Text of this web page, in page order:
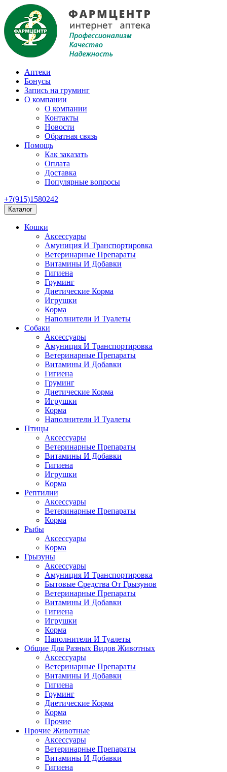
Аптеки
Бонусы
Запись на груминг
О компании
О компании
Контакты
Новости
Обратная связь
Помощь
Как заказать
Оплата
Доставка
Популярные вопросы
+7(915)1580242
Каталог
Кошки
Аксессуары
Амуниция И Транспортировка
Ветеринарные Препараты
Витамины И Добавки
Гигиена
Груминг
Диетические Корма
Игрушки
Корма
Наполнители И Туалеты
Собаки
Аксессуары
Амуниция И Транспортировка
Ветеринарные Препараты
Витамины И Добавки
Гигиена
Груминг
Диетические Корма
Игрушки
Корма
Наполнители И Туалеты
Птицы
Аксессуары
Ветеринарные Препараты
Витамины И Добавки
Гигиена
Игрушки
Корма
Рептилии
Аксессуары
Ветеринарные Препараты
Корма
Рыбы
Аксессуары
Корма
Грызуны
Аксессуары
Амуниция И Транспортировка
Бытовые Средства От Грызунов
Ветеринарные Препараты
Витамины И Добавки
Гигиена
Игрушки
Корма
Наполнители И Туалеты
Общие Для Разных Видов Животных
Аксессуары
Ветеринарные Препараты
Витамины И Добавки
Гигиена
Груминг
Диетические Корма
Корма
Прочие
Прочие Животные
Аксессуары
Ветеринарные Препараты
Витамины И Добавки
Гигиена